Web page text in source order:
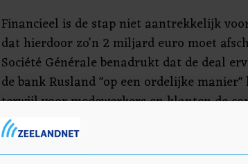
Financieel is de stap niet aantrekkelijk
dat hierdoor zo'n 2 miljard euro moet
Société Générale benadrukt dat de deal
de bank Rusland "op een ordelijke
terwijl voor medewerkers en klanten de
gewaarborgd blijft.
Tal van grote bedrijven hebben Rusland